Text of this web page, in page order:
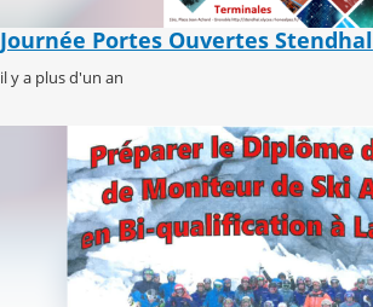
Journée Portes Ouvertes Stendhal
il y a plus d'un an